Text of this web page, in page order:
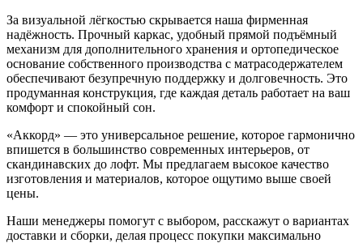
За визуальной лёгкостью скрывается наша фирменная
надёжность. Прочный каркас, удобный прямой подъёмный
механизм для дополнительного хранения и ортопедическое
основание собственного производства с матрасодержателем
обеспечивают безупречную поддержку и долговечность. Это
продуманная конструкция, где каждая деталь работает на ваш
комфорт и спокойный сон.
«Аккорд» — это универсальное решение, которое гармонично
впишется в большинство современных интерьеров, от
скандинавских до лофт. Мы предлагаем высокое качество
изготовления и материалов, которое ощутимо выше своей
цены.
Наши менеджеры помогут с выбором, расскажут о вариантах
доставки и сборки, делая процесс покупки максимально